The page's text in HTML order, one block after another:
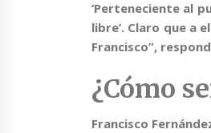
‘Perteneciente al
libre’. Claro que a
Francisco”,
¿Cómo
Francisco